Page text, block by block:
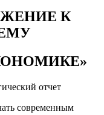
К
отчет
современным